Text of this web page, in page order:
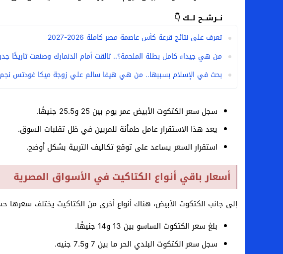
نــرشــح لــك 👇
تعرف على نتائج قرعة كأس عاصمة مصر كاملة 2026-2027
من هي جيداء كامل بطلة الملحمة؟.. تالقت أمام الدنمارك وصنعت تاريخًا
بحث في الإسلام بسببها.. من هي هيفا سالم علي زوجة ميكا غودتس نجم
سجل سعر الكتكوت الأبيض عمر يوم بين 25 و25.5 جنيهًا.
يعد هذا الاستقرار عامل طمأنة للمربين في ظل تقلبات السوق.
استقرار السعر يساعد على توقع تكاليف التربية بشكل أوضح.
أسعار باقي أنواع الكتاكيت في الأسواق المصرية
إلى جانب الكتكوت الأبيض، هناك أنواع أخرى من الكتاكيت يختلف
بلغ سعر الكتكوت الساسو بين 13 و14 جنيهًا.
سجل سعر الكتكوت البلدي الحر ما بين 7 و7.5 جنيه.